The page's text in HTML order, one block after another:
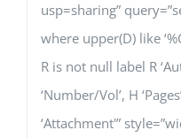
usp=sharing”
where upper(D) like
R is not null label R
‘Number/Vol’, H
‘Attachment'”